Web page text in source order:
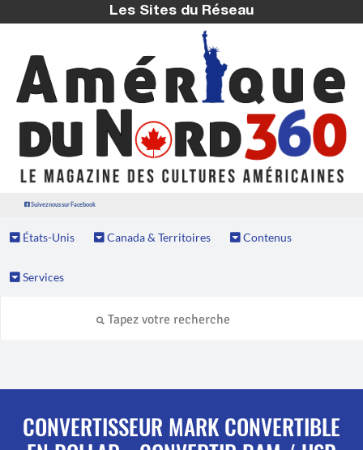
Les Sites du Réseau
Suivez nous sur Facebook
États-Unis Canada & Territoires Contenus
Services
CONVERTISSEUR MARK CONVERTIBLE